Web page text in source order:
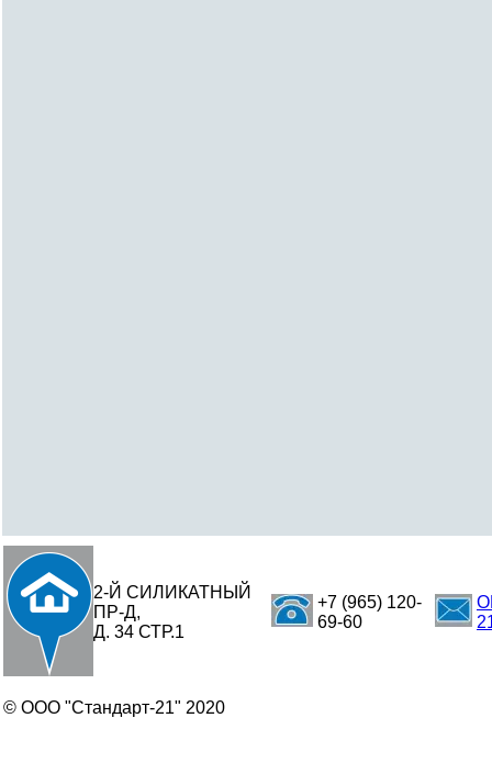
2-Й СИЛИКАТНЫЙ
ПР-Д,
Д. 34 СТР.1
+7 (965) 120-
69-60
© ООО "Стандарт-21" 2020